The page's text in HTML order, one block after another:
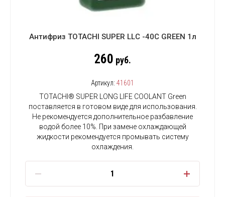
Антифриз TOTACHI SUPER LLC -40C GREEN 1л
260 руб.
Артикул: 41601
TOTACHI® SUPER LONG LIFE COOLANT Green
поставляется в готовом виде для использования.
Не рекомендуется дополнительное разбавление
водой более 10%. При замене охлаждающей
жидкости рекомендуется промывать систему
охлаждения.